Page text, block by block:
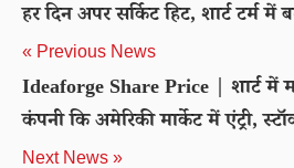
हर दिन अपर सर्किट हिट, शार्ट टर्म में
« Previous News
Ideaforge Share Price | शार्ट में
कंपनी कि अमेरिकी मार्केट में एंट्री,
Next News »